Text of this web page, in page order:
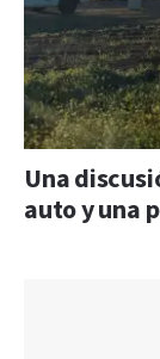
Una
auto y una